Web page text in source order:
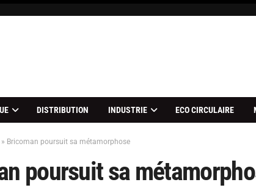
DISTRIBUTION INDUSTRIE ECO CIRCULAIRE
» Bricoman poursuit sa métamorphose
poursuit sa